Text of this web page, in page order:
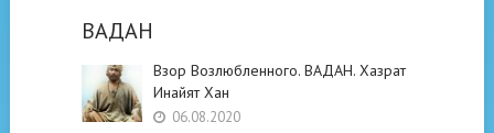
ВАДАН
Взор Возлюбленного. ВАДАН. Хазрат
Инайят Хан
06.08.2020